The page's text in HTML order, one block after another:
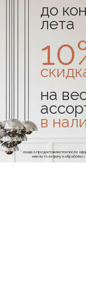
до
лета
на
в
* скидка предоставляется после
или по телефону и